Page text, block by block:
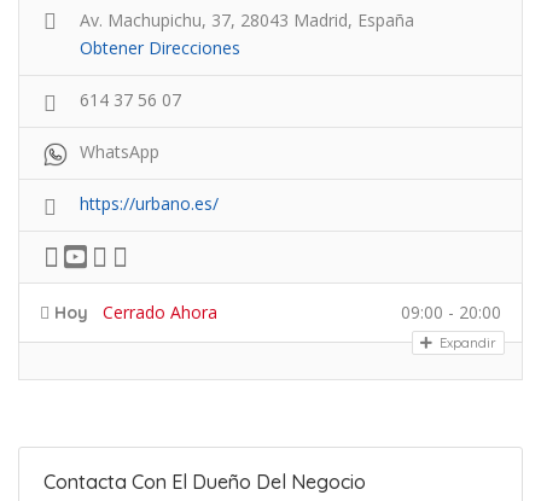
Av. Machupichu, 37, 28043 Madrid, España
Obtener Direcciones
614 37 56 07
WhatsApp
https://urbano.es/
Hoy Cerrado Ahora 09:00 - 20:00
Expandir
Contacta Con El Dueño Del Negocio